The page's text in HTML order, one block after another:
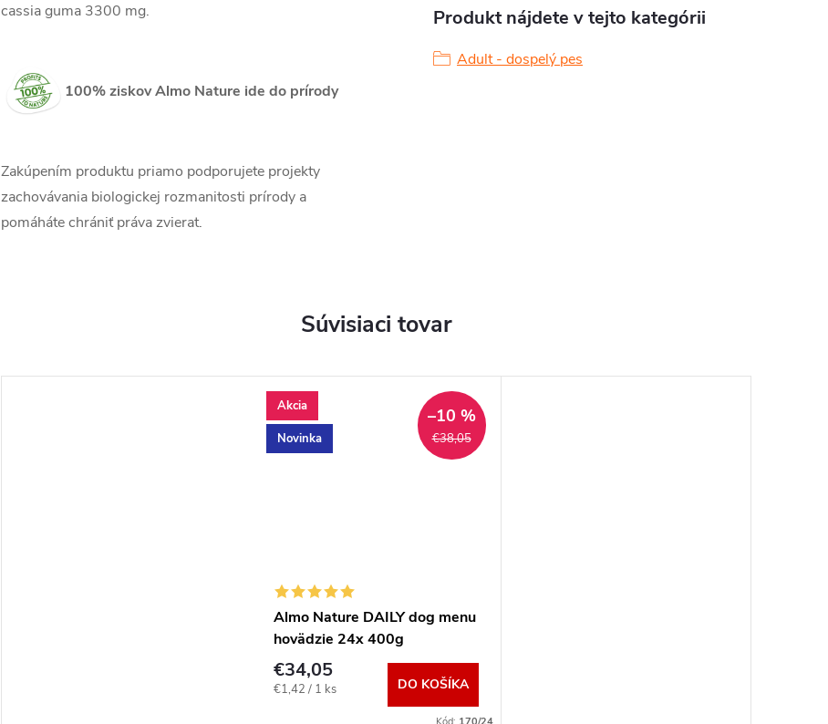
cassia guma 3300 mg.
100% ziskov Almo Nature ide do prírody
Zakúpením produktu priamo podporujete projekty
zachovávania biologickej rozmanitosti prírody a
pomáháte chrániť práva zvierat.
Produkt nájdete v tejto kategórii
Adult - dospelý pes
Súvisiaci tovar
Akcia
Novinka
€38,05
–10 %
Almo Nature DAILY dog menu
hovädzie 24x 400g
€34,05
Jednotková
€1,42 / 1 ks DO KOŠÍKA